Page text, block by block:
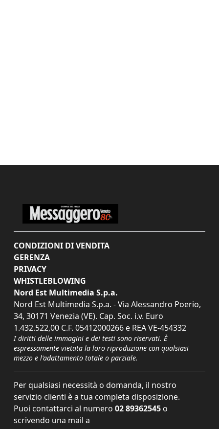
CONDIZIONI DI VENDITA
GERENZA
PRIVACY
WHISTLEBLOWING
Nord Est Multimedia S.p.a.
Nord Est Multimedia S.p.a. - Via Alessandro Poerio,
34, 30171 Venezia (VE). Cap. Soc. i.v. Euro
1.432.522,00 C.F. 05412000266 e REA VE-454332
I diritti delle immagini e dei testi sono riservati. È
espressamente vietata la loro riproduzione con qualsiasi
mezzo e l'adattamento totale o parziale.
Per qualsiasi necessità o domanda, il nostro
servizio clienti è a tua completa disposizione.
Puoi contattarci al numero 02 89362545 o
scrivendo una mail a